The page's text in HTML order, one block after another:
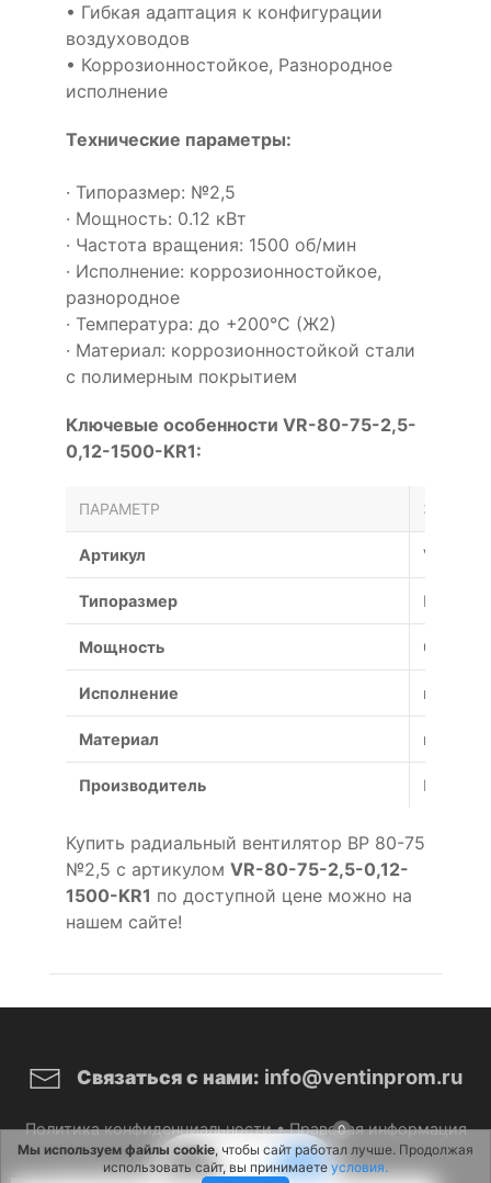
0
• Гибкая адаптация к конфигурации
воздуховодов
• Коррозионностойкое, Разнородное
исполнение
Технические параметры:
· Типоразмер: №2,5
· Мощность: 0.12 кВт
· Частота вращения: 1500 об/мин
· Исполнение: коррозионностойкое,
разнородное
· Температура: до +200°С (Ж2)
· Материал: коррозионностойкой стали
с полимерным покрытием
Ключевые особенности VR-80-75-2,5-
0,12-1500-KR1:
ПАРАМЕТР
Артикул VR-80-
Типоразмер №2,5
Мощность 0.12 кВт
Исполнение
Материал
Производитель Россия
Купить радиальный вентилятор ВР 80-75
№2,5 с артикулом VR-80-75-2,5-0,12-
1500-KR1 по доступной цене можно на
нашем сайте!
Связаться с нами: info@ventinprom.ru
Политика конфиденциальности•Правовая информация
© 2026 ВентИнПром. Все права защищены.
Мы используем файлы cookie, чтобы сайт работал лучше. Продолжая
использовать сайт, вы принимаете условия.